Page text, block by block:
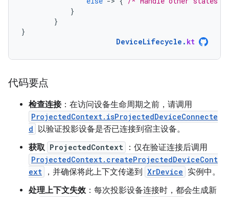
}
}
}
DeviceLifecycle . kt
代码要点
检查连接：在访问设备生命周期之前，请调用
ProjectedContext.isProjectedDeviceConnecte
d 以验证投影设备是否已连接到宿主设备。
获取 ProjectedContext ：仅在验证连接后调用
ProjectedContext.createProjectedDeviceCont
ext
，并确保将此上下文传递到 XrDevice 实例中。
处理上下文失效：每次投影设备连接时，都会生成新